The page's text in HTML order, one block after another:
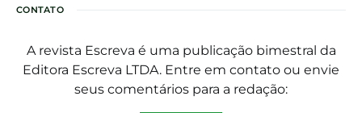
CONTATO
A revista Escreva é uma publicação bimestral da
Editora Escreva LTDA. Entre em contato ou envie
seus comentários para a redação: